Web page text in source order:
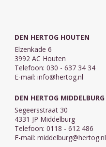
DEN HERTOG HOUTEN
Elzenkade 6
3992 AC Houten
Telefoon: 030 - 637 34 34
E-mail: info@hertog.nl
DEN HERTOG MIDDELBURG
Segeersstraat 30
4331 JP Middelburg
Telefoon: 0118 - 612 486
E-mail: middelburg@hertog.nl